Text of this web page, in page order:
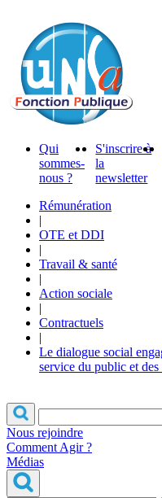
Qui
sommes-
nous ?
S'inscrire à
la
newsletter
Rémunération
|
OTE et DDI
|
Travail & santé
|
Action sociale
|
Contractuels
|
Le dialogue social
service du public et des
Nous rejoindre
Comment Agir ?
Médias